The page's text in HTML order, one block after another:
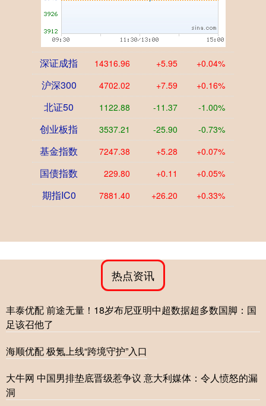
深证成指 14316.96 +5.95 +0.04%
沪深300 4702.02 +7.59 +0.16%
北证50 1122.88 -11.37 -1.00%
创业板指 3537.21 -25.90 -0.73%
基金指数 7247.38 +5.28 +0.07%
国债指数 229.80 +0.11 +0.05%
期指IC0 7881.40 +26.20 +0.33%
热点资讯
丰泰优配 前途无量！18岁布尼亚明中超数据超多数国脚：国
足该召他了
海顺优配 极氪上线“跨境守护”入口
大牛网 中国男排垫底晋级惹争议 意大利媒体：令人愤怒的漏
洞